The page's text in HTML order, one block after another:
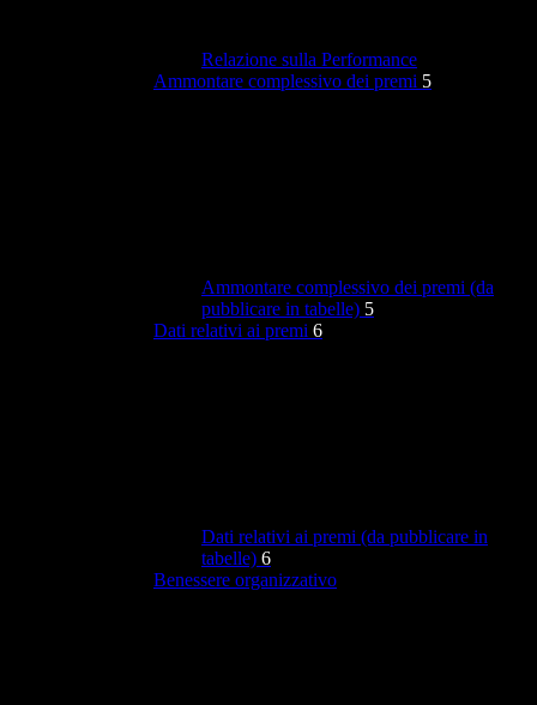
Relazione sulla Performance
Ammontare complessivo dei premi 5
Ammontare complessivo dei premi (da
pubblicare in tabelle) 5
Dati relativi ai premi 6
Dati relativi ai premi (da pubblicare in
tabelle) 6
Benessere organizzativo